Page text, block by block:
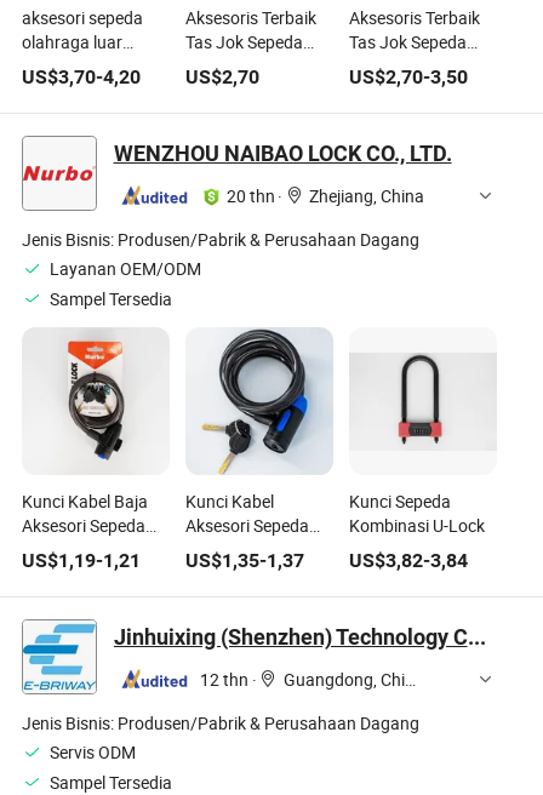
aksesori sepeda
olahraga luar
ruangan tas sadel
US$3,70-4,20
Aksesoris Terbaik
Tas Jok Sepeda
Bersepeda
US$2,70
Aksesoris Terbaik
Tas Jok Sepeda
Bersepeda
US$2,70-3,50
WENZHOU NAIBAO LOCK CO., LTD.
20 thn ·
Zhejiang, China
Jenis Bisnis: Produsen/Pabrik & Perusahaan Dagang
Layanan OEM/ODM
Sampel Tersedia
Kunci Kabel Baja
Aksesori Sepeda
1000mm
US$1,19-1,21
Kunci Kabel
Aksesori Sepeda
dengan 2 Kunci
Kuningan untuk
Sepeda
US$1,35-1,37
Kunci Sepeda
Kombinasi U-Lock
US$3,82-3,84
Jinhuixing (Shenzhen) Technology Co., Ltd.
12 thn ·
Guangdong, China
Jenis Bisnis: Produsen/Pabrik & Perusahaan Dagang
Servis ODM
Sampel Tersedia